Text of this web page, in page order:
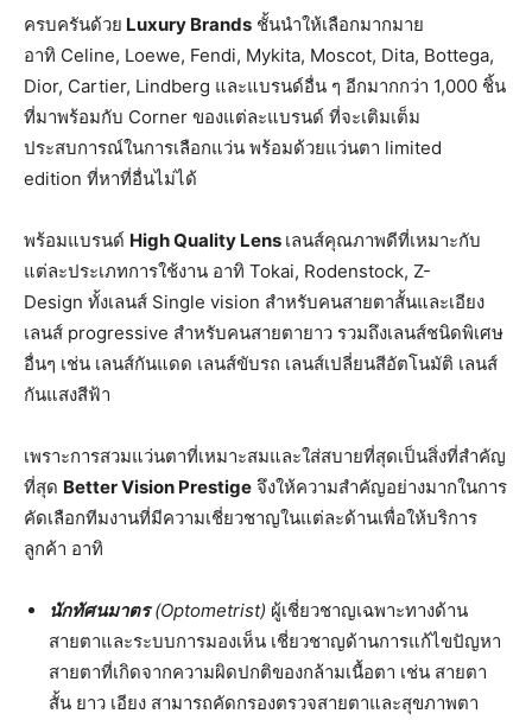
ครบครันด้วย Luxury Brands ชั้นนำให้เลือกมากมาย
อาทิ Celine, Loewe, Fendi, Mykita, Moscot, Dita, Bottega,
Dior, Cartier, Lindberg และแบรนด์อื่น ๆ อีกมากกว่า 1,000 ชิ้น
ที่มาพร้อมกับ Corner ของแต่ละแบรนด์ ที่จะเติมเต็ม
ประสบการณ์ในการเลือกแว่น พร้อมด้วยแว่นตา limited
edition ที่หาที่อื่นไม่ได้
พร้อมแบรนด์ High Quality Lens เลนส์คุณภาพดีที่เหมาะกับ
แต่ละประเภทการใช้งาน อาทิ Tokai, Rodenstock, Z-
Design ทั้งเลนส์ Single vision สำหรับคนสายตาสั้นและเอียง
เลนส์ progressive สำหรับคนสายตายาว รวมถึงเลนส์ชนิดพิเศษ
อื่นๆ เช่น เลนส์กันแดด เลนส์ขับรถ เลนส์เปลี่ยนสีอัตโนมัติ เลนส์
กันแสงสีฟ้า
เพราะการสวมแว่นตาที่เหมาะสมและใส่สบายที่สุดเป็นสิ่งที่สำคัญ
ที่สุด Better Vision Prestige จึงให้ความสำคัญอย่างมากในการ
คัดเลือกทีมงานที่มีความเชี่ยวชาญในแต่ละด้านเพื่อให้บริการ
ลูกค้า อาทิ
นักทัศนมาตร(Optometrist) ผู้เชี่ยวชาญเฉพาะทางด้าน
สายตาและระบบการมองเห็น เชี่ยวชาญด้านการแก้ไขปัญหา
สายตาที่เกิดจากความผิดปกติของกล้ามเนื้อตา เช่น สายตา
สั้น ยาว เอียง สามารถคัดกรองตรวจสายตาและสุขภาพตา